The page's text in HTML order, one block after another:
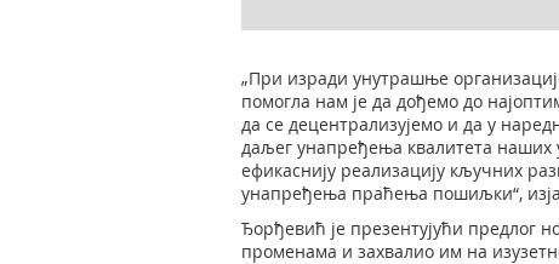
„При изради унутрашње
помогла нам је да дођемо до
да се децентрализујемо и да у
даљег унапређења квалитета наших
ефикаснију реализацију кључних
унапређења праћења пошиљки“,
Ђорђевић је презентујући предлог
променама и захвалио им на